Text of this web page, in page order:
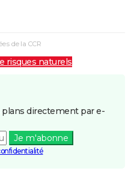
de la CCR
risques naturels
plans directement par e-
Je m'abonne